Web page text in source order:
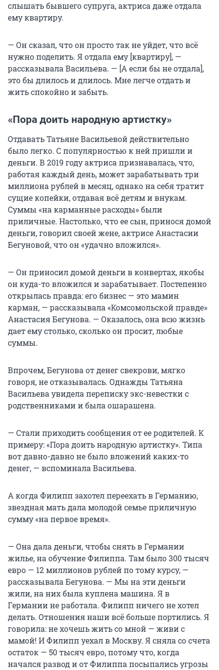
слышать бывшего супруга, актриса даже отдала
ему квартиру.
— Он сказал, что он просто так не уйдет, что всё
нужно поделить. Я отдала ему [квартиру], —
рассказывала Васильева. — [А если бы не отдала],
это бы длилось и длилось. Мне легче отдать и
жить спокойно и забыть.
«Пора доить народную артистку»
Отдавать Татьяне Васильевой действительно
было легко. С популярностью к ней пришли и
деньги. В 2019 году актриса признавалась, что,
работая каждый день, может зарабатывать три
миллиона рублей в месяц, однако на себя тратит
сущие копейки, отдавая всё детям и внукам.
Суммы «на карманные расходы» были
приличные. Настолько, что ее сын, принося домой
деньги, говорил своей жене, актрисе Анастасии
Бегуновой, что он «удачно вложился».
— Он приносил домой деньги в конвертах, якобы
он куда-то вложился и зарабатывает. Постепенно
открылась правда: его бизнес — это мамин
карман, — рассказывала «Комсомольской правде»
Анастасия Бегунова. — Оказалось, она всю жизнь
дает ему столько, сколько он просит, любые
суммы.
Впрочем, Бегунова от денег свекрови, мягко
говоря, не отказывалась. Однажды Татьяна
Васильева увидела переписку экс-невестки с
родственниками и была ошарашена.
— Стали приходить сообщения от ее родителей. К
примеру: «Пора доить народную артистку». Типа
вот давно-давно не было вложений каких-то
денег, — вспоминала Васильева.
А когда Филипп захотел переехать в Германию,
звездная мать дала молодой семье приличную
сумму «на первое время».
— Она дала деньги, чтобы снять в Германии
жилье, на обучение Филиппа. Там было 300 тысяч
евро — 12 миллионов рублей по тому курсу, —
рассказывала Бегунова. — Мы на эти деньги
жили, на них была куплена машина. Я в
Германии не работала. Филипп ничего не хотел
делать. Отношения наши всё больше портились. Я
говорила: не хочешь жить со мной — живи с
мамой! И Филипп уехал в Москву. Я сняла со счета
остаток — 50 тысяч евро, потому что, когда
начался развод и от Филиппа посыпались угрозы